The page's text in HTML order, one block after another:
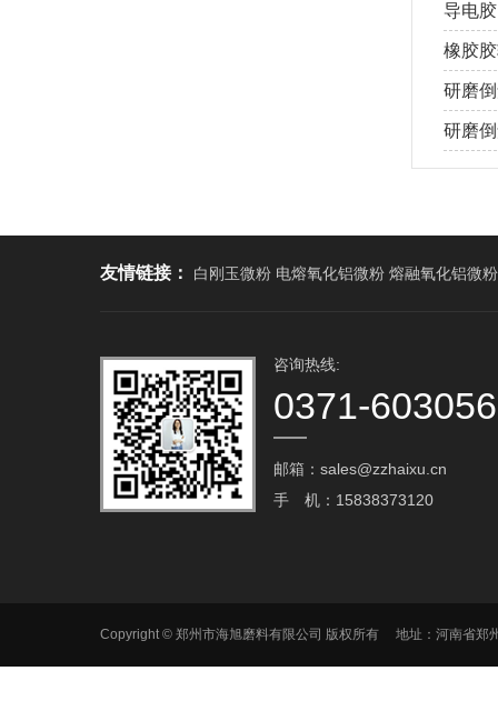
导电
橡胶
研磨
研磨
友情链接： 白刚玉微粉 电熔氧化铝微粉 熔融氧化铝微粉
咨询热线:
0371-
邮箱：sales@zzhaixu.cn
手 机：15838373120
Copyright © 郑州市海旭磨料有限公司 版权所有 地址：河南省